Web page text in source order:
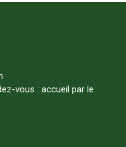
vous : accueil par le